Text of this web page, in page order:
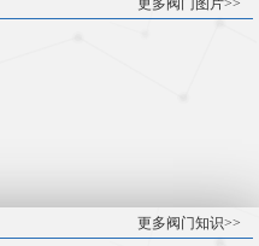
控制难题。
更多阀门图片>>
更多阀门知识>>